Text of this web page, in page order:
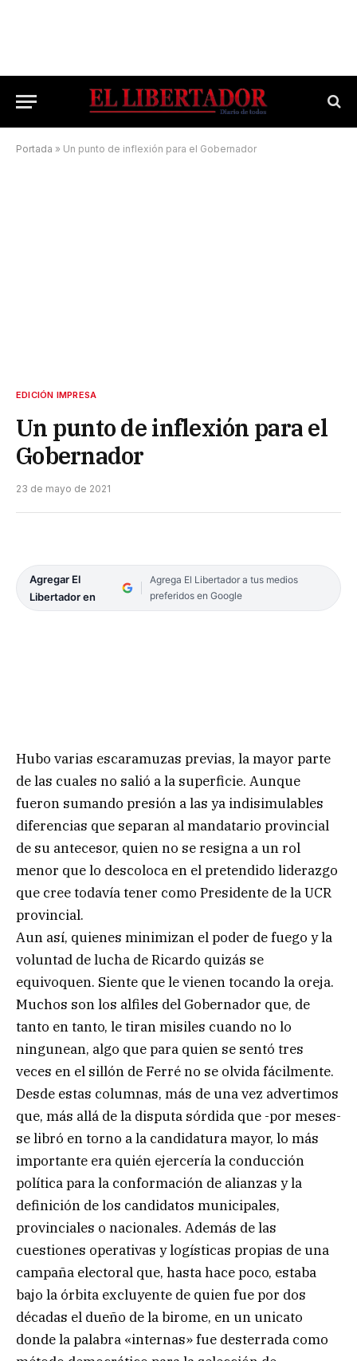
Portada » Un punto de inflexión para el Gobernador
EDICIÓN IMPRESA
Un punto de inflexión para el
Gobernador
23 de mayo de 2021
Agregar El
Libertador en
Agrega El Libertador a tus medios
preferidos en Google
Hubo varias escaramuzas previas, la mayor parte
de las cuales no salió a la superficie. Aunque
fueron sumando presión a las ya indisimulables
diferencias que separan al mandatario provincial
de su antecesor, quien no se resigna a un rol
menor que lo descoloca en el pretendido liderazgo
que cree todavía tener como Presidente de la UCR
provincial.
Aun así, quienes minimizan el poder de fuego y la
voluntad de lucha de Ricardo quizás se
equivoquen. Siente que le vienen tocando la oreja.
Muchos son los alfiles del Gobernador que, de
tanto en tanto, le tiran misiles cuando no lo
ningunean, algo que para quien se sentó tres
veces en el sillón de Ferré no se olvida fácilmente.
Desde estas columnas, más de una vez advertimos
que, más allá de la disputa sórdida que -por meses-
se libró en torno a la candidatura mayor, lo más
importante era quién ejercería la conducción
política para la conformación de alianzas y la
definición de los candidatos municipales,
provinciales o nacionales. Además de las
cuestiones operativas y logísticas propias de una
campaña electoral que, hasta hace poco, estaba
bajo la órbita excluyente de quien fue por dos
décadas el dueño de la birome, en un unicato
donde la palabra «internas» fue desterrada como